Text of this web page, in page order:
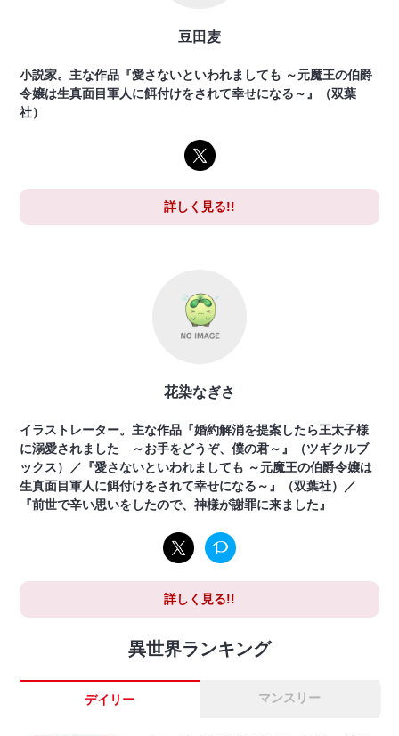
豆田麦
小説家。主な作品『愛さないといわれましても ～元魔王の伯爵
令嬢は生真面目軍人に餌付けをされて幸せになる～』（双葉
社）
詳しく見る!!
花染なぎさ
イラストレーター。主な作品『婚約解消を提案したら王太子様
に溺愛されました ～お手をどうぞ、僕の君～』（ツギクルブ
ックス）／『愛さないといわれましても ～元魔王の伯爵令嬢は
生真面目軍人に餌付けをされて幸せになる～』（双葉社）／
『前世で辛い思いをしたので、神様が謝罪に来ました』
詳しく見る!!
異世界ランキング
デイリー マンスリー